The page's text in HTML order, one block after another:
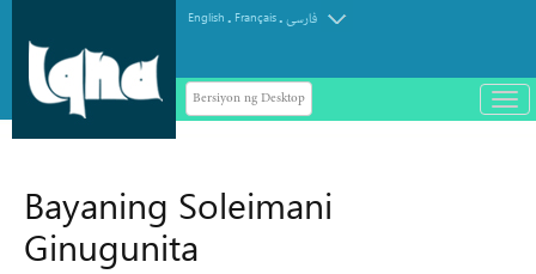
English . Français.فارسی
Bersiyon ng Desktop
باز
و
Bayaning Soleimani
Ginugunita